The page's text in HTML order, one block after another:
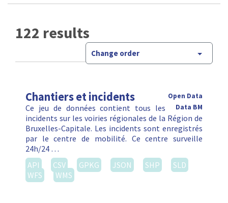
122 results
Change order
Chantiers et incidents
Open Data
Data BM
Ce jeu de données contient tous les
incidents sur les voiries régionales de la Région de
Bruxelles-Capitale. Les incidents sont enregistrés
par le centre de mobilité. Ce centre surveille
24h/24 …
API
CSV GPKG JSON SHP
SLD
WFS
WMS